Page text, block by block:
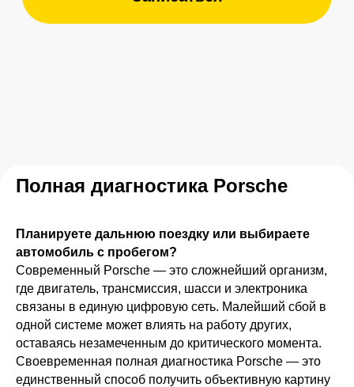
Полная диагностика Porsche
Планируете дальнюю поездку или выбираете
автомобиль с пробегом?
Современный Porsche — это сложнейший организм,
где двигатель, трансмиссия, шасси и электроника
связаны в единую цифровую сеть. Малейший сбой в
одной системе может влиять на работу других,
оставаясь незамеченным до критического момента.
Своевременная полная диагностика Porsche — это
единственный способ получить объективную картину